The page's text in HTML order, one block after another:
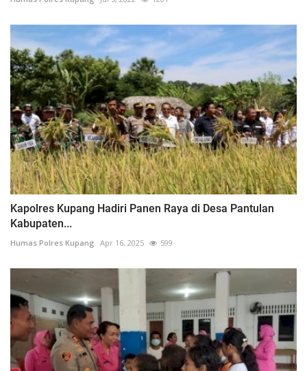
Kapolres Kupang Hadiri Panen Raya di Desa Pantulan
Kabupaten...
Humas Polres Kupang Apr 16, 2025 599